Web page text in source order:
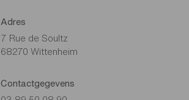
Adres
7 Rue de Soultz
68270 Wittenheim
Contactgegevens